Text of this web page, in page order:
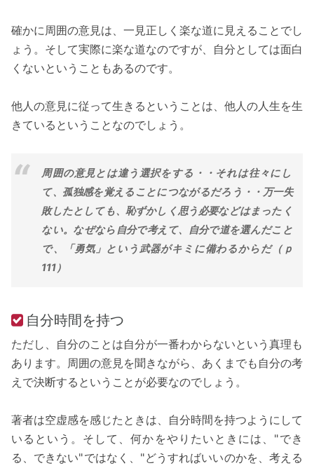
確かに周囲の意見は、一見正しく楽な道に見えることでし
ょう。そして実際に楽な道なのですが、自分としては面白
くないということもあるのです。
他人の意見に従って生きるということは、他人の人生を生
きているということなのでしょう。
周囲の意見とは違う選択をする・・それは往々にし
て、孤独感を覚えることにつながるだろう・・万一失
敗したとしても、恥ずかしく思う必要などはまったく
ない。なぜなら自分で考えて、自分で道を選んだこと
で、「勇気」という武器がキミに備わるからだ（ｐ
111）
自分時間を持つ
ただし、自分のことは自分が一番わからないという真理も
あります。周囲の意見を聞きながら、あくまでも自分の考
えで決断するということが必要なのでしょう。
著者は空虚感を感じたときは、自分時間を持つようにして
いるという。そして、何かをやりたいときには、"でき
る、できない"ではなく、"どうすればいいのかを、考える